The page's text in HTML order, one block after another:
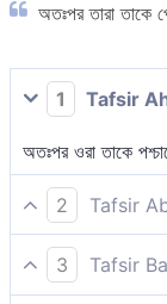
অতঃপর তারা তাকে
1 Tafsir
অতঃপর ওরা তাকে
2 Tafsir
অতঃপর তারা তাকে
3 Tafsir